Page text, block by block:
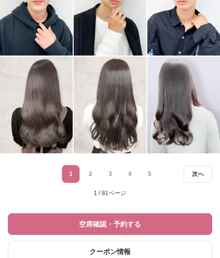
次へ
1 2 3 4 5
1 / 81ページ
空席確認・予約する
クーポン情報